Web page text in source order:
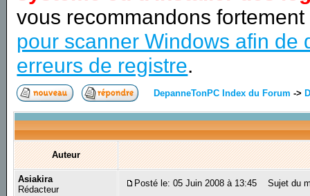
vous recommandons
pour scanner Windows afin de
erreurs de registre.
DepanneTonPC Index du Forum ->
Auteur
Asiakira
Rédacteur
Posté le: 05 Juin 2008 à 13:45 Sujet du